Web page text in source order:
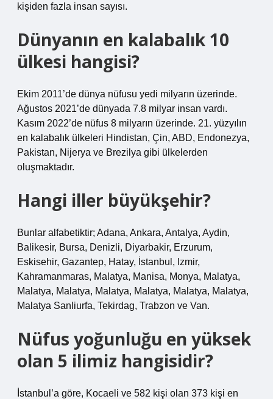
kişiden fazla insan sayısı.
Dünyanın en kalabalık 10
ülkesi hangisi?
Ekim 2011’de dünya nüfusu yedi milyarın üzerinde.
Ağustos 2021’de dünyada 7.8 milyar insan vardı.
Kasım 2022’de nüfus 8 milyarın üzerinde. 21. yüzyılın
en kalabalık ülkeleri Hindistan, Çin, ABD, Endonezya,
Pakistan, Nijerya ve Brezilya gibi ülkelerden
oluşmaktadır.
Hangi iller büyükşehir?
Bunlar alfabetiktir; Adana, Ankara, Antalya, Aydin,
Balikesir, Bursa, Denizli, Diyarbakir, Erzurum,
Eskisehir, Gazantep, Hatay, İstanbul, Izmir,
Kahramanmaras, Malatya, Manisa, Monya, Malatya,
Malatya, Malatya, Malatya, Malatya, Malatya, Malatya,
Malatya Sanliurfa, Tekirdag, Trabzon ve Van.
Nüfus yoğunluğu en yüksek
olan 5 ilimiz hangisidir?
İstanbul’a göre, Kocaeli ve 582 kişi olan 373 kişi en